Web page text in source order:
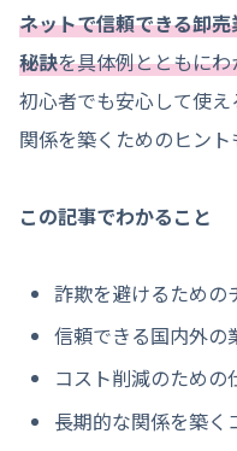
ネットで信頼できる卸
秘訣を具体例とともに
初心者でも安心して使
関係を築くためのヒント
この記事でわかること
詐欺を避けるための
信頼できる国内外の
コスト削減のための
長期的な関係を築く